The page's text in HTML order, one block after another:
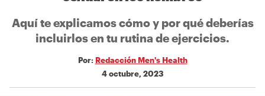
Aquí te explicamos cómo y por qué deberías
incluirlos en tu rutina de ejercicios.
Por: Redacción Men's Health
4 octubre, 2023